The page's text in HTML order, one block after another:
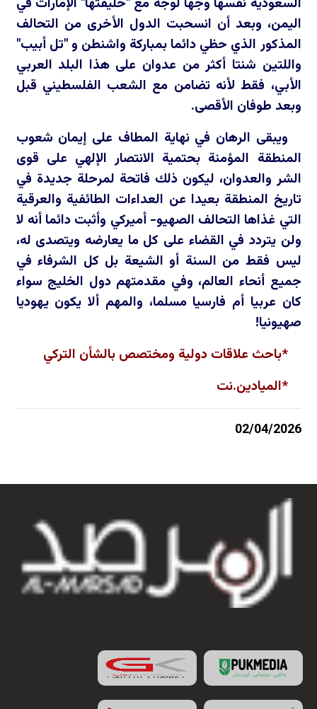
اليمن، وبعد أن انسحبت الدول الأخرى من التحالف
المذكور الذي حظي دائما بمباركة واشنطن و "تل أبيب"
واللتين شنتا أكثر من عدوان على هذا البلد العربي
الأبي، فقط لأنه تضامن مع الشعب الفلسطيني قبل
وبعد طوفان الأقصى.
ويبقى الرهان في نهاية المطاف على إيمان شعوب
المنطقة المؤمنة بحتمية الانتصار الإلهي على قوى
الشر والعدوان، ليكون ذلك فاتحة لمرحلة جديدة في
تاريخ المنطقة بعيدا عن العداءات الطائفية والعرقية
التي غذاها التحالف الصهيو- أميركي وأثبت دائما أنه لا
ولن يتردد في القضاء على كل ما يعارضه ويتصدى له،
ليس فقط من السنة أو الشيعة بل كل الشرفاء في
جميع أنحاء العالم، وفي مقدمتهم دول الخليج سواء
كان عربيا أم فارسيا مسلما، والمهم ألا يكون يهوديا
صهيونيا!
*باحث علاقات دولية ومختصص بالشأن التركي
*الميادين.نت
02/04/2026